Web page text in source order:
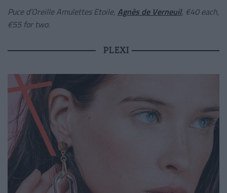
Puce d’Oreille Amulettes Etoile, Agnès de Verneuil, €40 each,
€55 for two.
PLEXI